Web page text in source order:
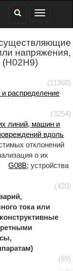
напряжения,
(H02H9)
(11368)
распределение
(3254)
линий, машин и
вдоль
отклонений
о их
G08B; устройства
(420)
тока или
(69)